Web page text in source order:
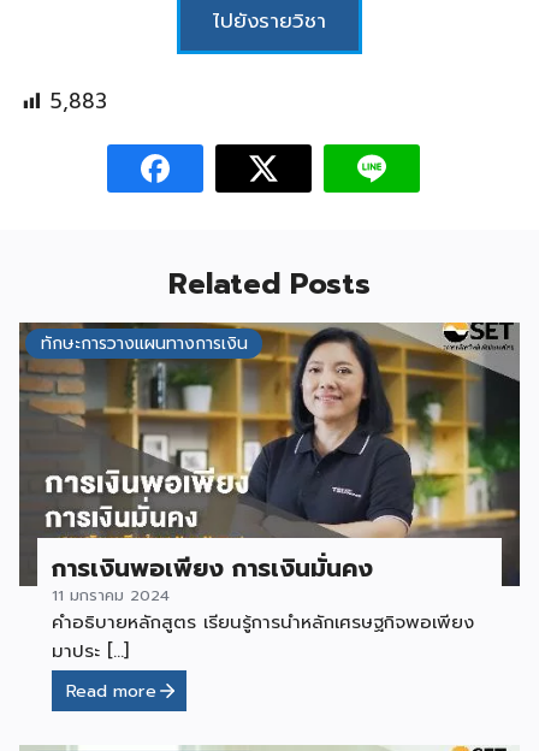
ไปยังรายวิชา
5,883
Related Posts
ทักษะการวางแผนทางการเงิน
การเงินพอเพียง การเงินมั่นคง
11 มกราคม 2024
คำอธิบายหลักสูตร เรียนรู้การนำหลักเศรษฐกิจพอเพียง
มาประ […]
Read more